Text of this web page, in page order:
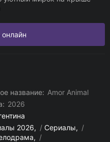
название: Amor Animal
2026
2026 / Сериалы
/
/